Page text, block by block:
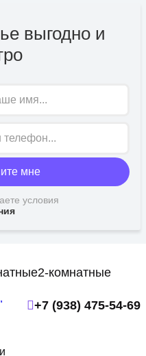
выгодно и
мне
условия
2-комнатные
+7 (938) 475-54-69